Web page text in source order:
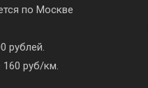
по Москве
рублей.
руб/км.